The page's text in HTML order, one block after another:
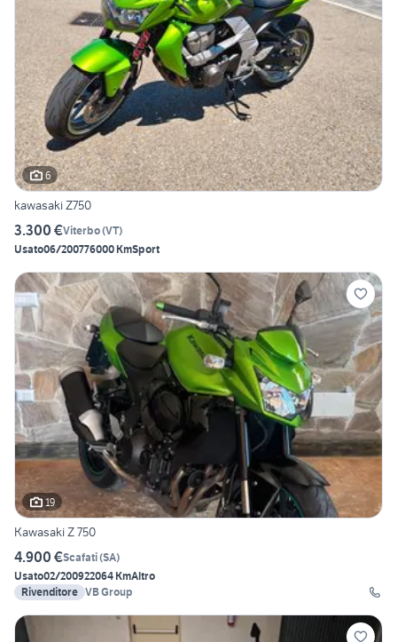
6
kawasaki Z750
3.300 €Viterbo(VT)
Usato06/200776000 KmSport
19
Kawasaki Z 750
4.900 €Scafati(SA)
Usato02/200922064 KmAltro
Rivenditore VB Group